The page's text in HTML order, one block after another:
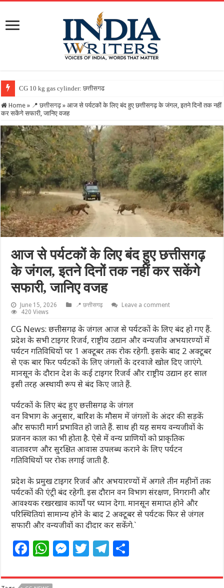
CG 10 kg gas cylinder: छत्तीसगढ़ में पहली बार मिलेगा 10 किलो
Home » 📍 छत्तीसगढ़ » आज से पर्यटकों के लिए बंद हुए छत्तीसगढ़ के जंगल, इतने दिनों तक नहीं
कर सकेंगे सफारी, जानिए वजह
आज से पर्यटकों के लिए बंद हुए छत्तीसगढ़
के जंगल, इतने दिनों तक नहीं कर सकेंगे
सफारी, जानिए वजह
June 15, 2026 📍 छत्तीसगढ़
Leave a comment
420 Views
CG News: छत्तीसगढ़ के जंगल आज से पर्यटकों के लिए बंद हो गए हैं.
प्रदेश के सभी टाइगर रिजर्व, राष्ट्रीय उद्यान और वन्यजीव अभयारण्यों में
पर्यटन गतिविधियों पर 1 अक्टूबर तक रोक रहेगी. इसके बाद 2 अक्टूबर
से एक बार फिर पर्यटकों के लिए जंगलों के दरवाजे खोल दिए जाएंगे.
मानसून के दौरान देश के कई टाइगर रिजर्व और राष्ट्रीय उद्यान हर साल
इसी तरह अस्थायी रूप से बंद किए जाते हैं.
पर्यटकों के लिए बंद हुए छत्तीसगढ़ के जंगल
वन विभाग के अनुसार, बारिश के मौसम में जंगलों के अंदर की सड़कें
और सफारी मार्ग प्रभावित हो जाते हैं. साथ ही यह समय वन्यजीवों के
प्रजनन काल का भी होता है. ऐसे में वन्य प्राणियों को प्राकृतिक
वातावरण और सुरक्षित आवास उपलब्ध कराने के लिए पर्यटन
गतिविधियों पर रोक लगाई जाती है.
प्रदेश के प्रमुख टाइगर रिजर्व और अभयारण्यों में अगले तीन महीनों तक
पर्यटकों की एंट्री बंद रहेगी. इस दौरान वन विभाग संरक्षण, निगरानी और
आवश्यक रखरखाव कार्यों पर ध्यान देगा. मानसून समाप्त होने और
परिस्थितियां सामान्य होने के बाद 2 अक्टूबर से पर्यटक फिर से जंगल
सफारी और वन्यजीवों का दीदार कर सकेंगे.`
F
c
W
at
M
ss
T
itt
T
e ar